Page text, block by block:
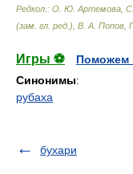
Редкол.: О. Ю. Артемова,
(зам. гл. ред.), В. А. Попов,
Игры ⚽
Поможем
Синонимы:
рубаха
бухари